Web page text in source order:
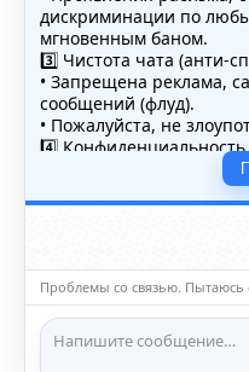
дискриминации по
мгновенным баном.
3️⃣ Чистота чата (анти-
• Запрещена реклама,
сообщений (флуд).
• Пожалуйста, не
4️⃣ Конфиденциальность
• Не публикуйте
(телефоны, адреса,
5️⃣ Уместность контента
насилию.
ℹ️ Модераторы и
сообщения и
нарушении правил.
Проблемы со связью. Пытаюсь